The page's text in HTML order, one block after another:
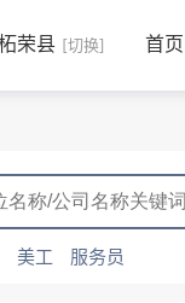
荣县 [切换] 首页
美工 服务员